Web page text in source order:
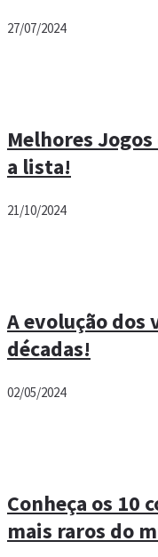
27/07/2024
Melhores
a lista!
21/10/2024
A evolução dos
décadas!
02/05/2024
Conheça os 10
mais raros do